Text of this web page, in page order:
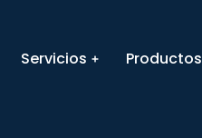
Servicios Productos